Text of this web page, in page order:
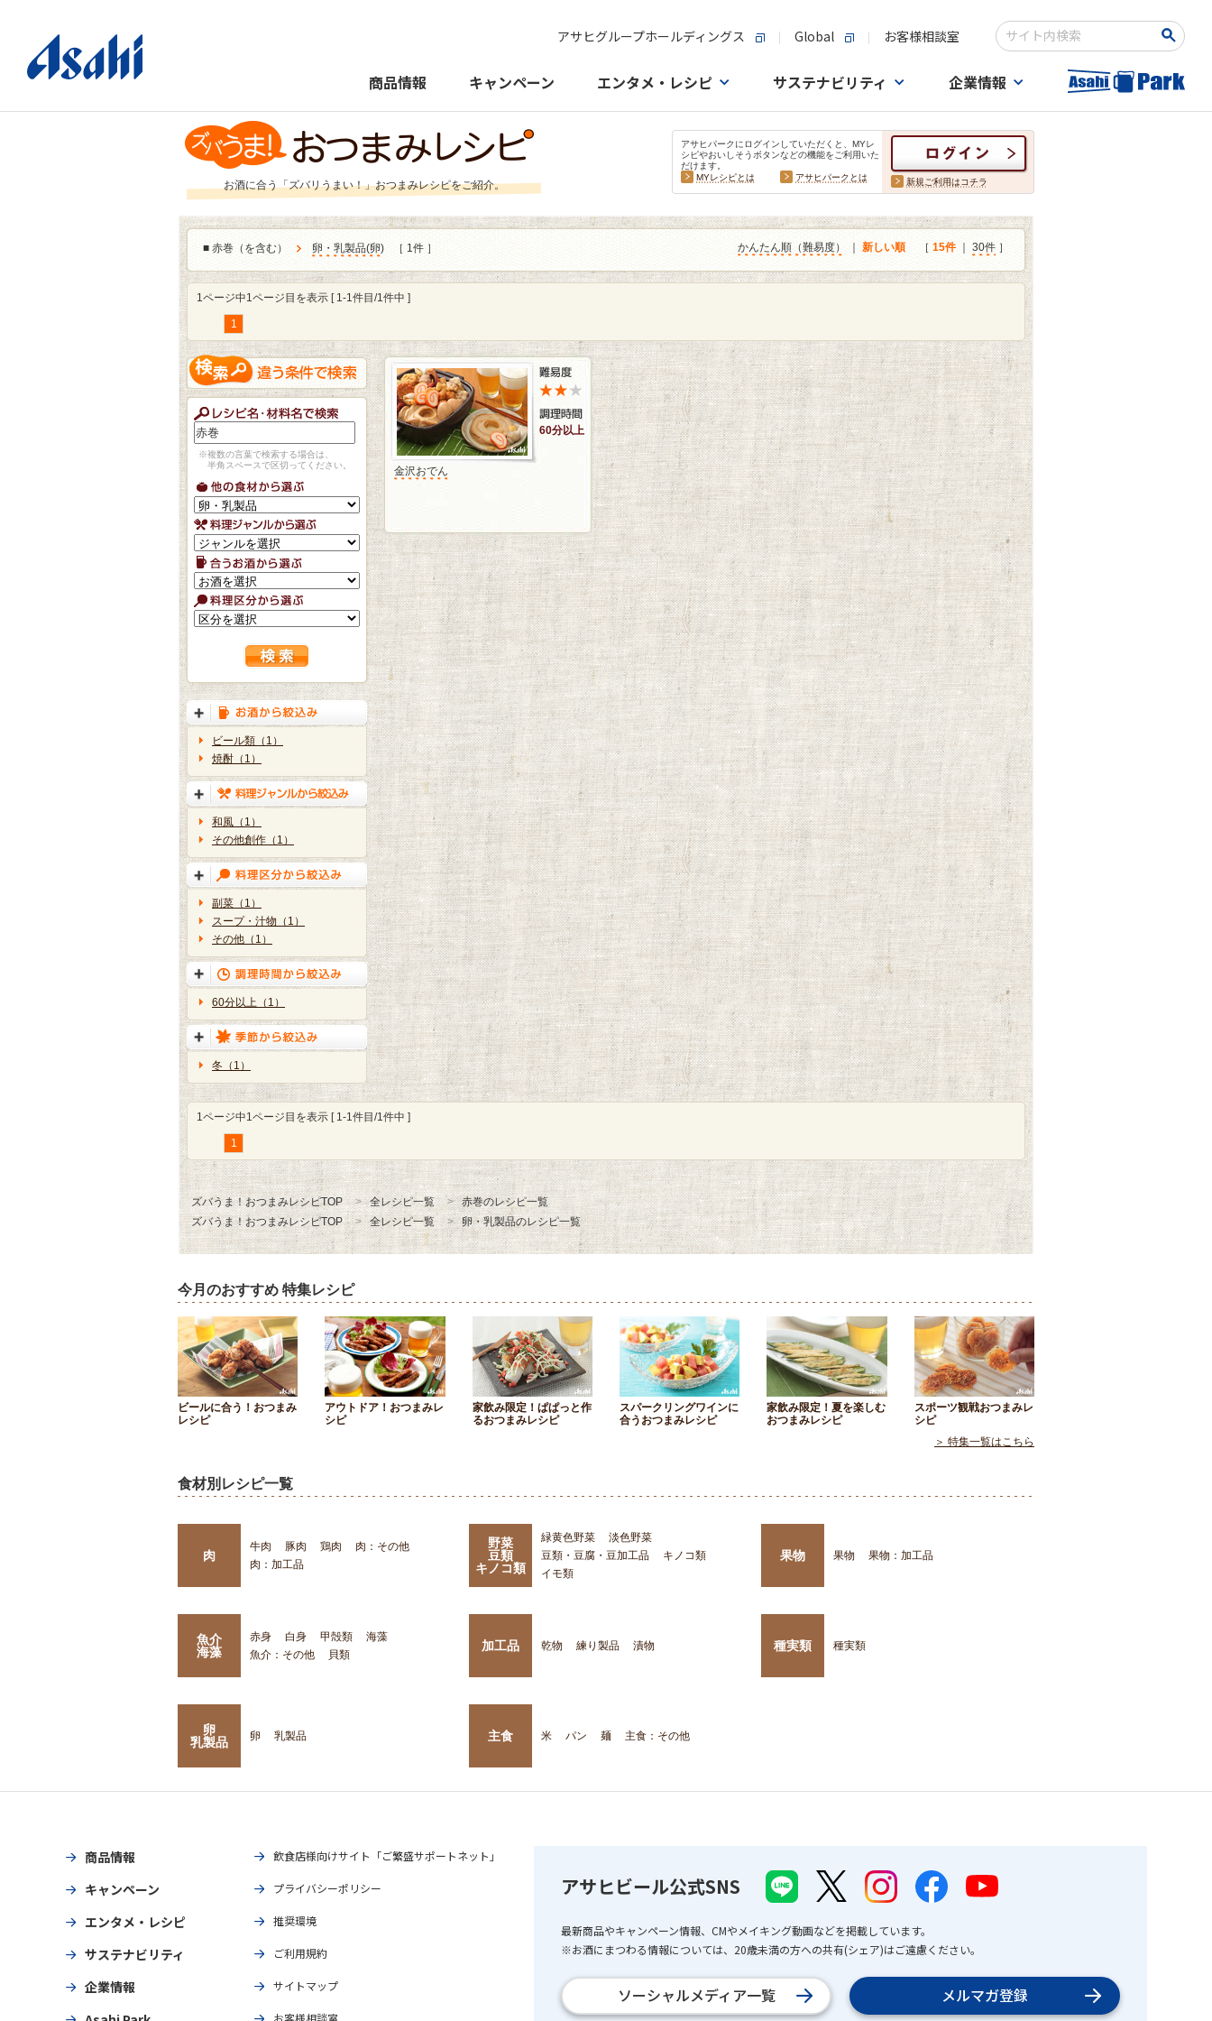
アサヒグループホールディングス Global お客様相談室
検索キーワード入力
商品情報 キャンペーン エンタメ・レシピ サステナビリティ 企業情報
お酒に合う「ズバリうまい！」おつまみレシピをご紹介。
アサヒパークにログインしていただくと、MYレ
シピやおいしそうボタンなどの機能をご利用いた
だけます。
MYレシピとは
アサヒパークとは 新規ご利用はコチラ
■ 赤巻（を含む） 卵・乳製品(卵) ［ 1件 ］ かんたん順（難易度） 新しい順 ［ 15件｜ 30件 ］
1ページ中1ページ目を表示 [ 1-1件目/1件中 ]
1
※複数の言葉で検索する場合は、
半角スペースで区切ってください。
ビール類（1）
焼酎（1）
和風（1）
その他創作（1）
副菜（1）
スープ・汁物（1）
その他（1）
60分以上（1）
冬（1）
60分以上
金沢おでん
1ページ中1ページ目を表示 [ 1-1件目/1件中 ]
1
ズバうま！おつまみレシピTOP 全レシピ一覧
赤巻のレシピ一覧
ズバうま！おつまみレシピTOP
全レシピ一覧 卵・乳製品のレシピ一覧
今月のおすすめ 特集レシピ
ビールに合う！おつまみ
レシピ
アウトドア！おつまみレ
シピ
家飲み限定！ぱぱっと作
るおつまみレシピ
スパークリングワインに
合うおつまみレシピ
家飲み限定！夏を楽しむ
おつまみレシピ
スポーツ観戦おつまみレ
シピ
＞ 特集一覧はこちら
食材別レシピ一覧
肉
牛肉 豚肉 鶏肉
肉：その他
肉：加工品
野菜
豆類
キノコ類
緑黄色野菜
淡色野菜
豆類・豆腐・豆加工品
キノコ類
イモ類
果物 果物 果物：加工品
魚介
海藻
赤身 白身 甲殻類
海藻
魚介：その他
貝類
加工品 乾物 練り製品 漬物 種実類 種実類
卵
乳製品
卵 乳製品 主食 米 パン 麺 主食：その他
商品情報
キャンペーン
エンタメ・レシピ
サステナビリティ
企業情報
飲食店様向けサイト「ご繁盛サポートネット」
プライバシーポリシー
推奨環境
ご利用規約
サイトマップ
お客様相談室
アサヒビール公式SNS
最新商品やキャンペーン情報、CMやメイキング動画などを掲載しています。
※お酒にまつわる情報については、20歳未満の方への共有(シェア)はご遠慮ください。
ソーシャルメディア一覧 メルマガ登録